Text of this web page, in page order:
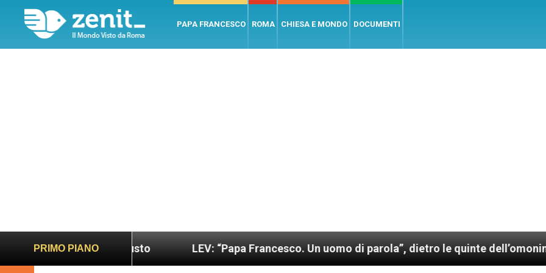
PAPA FRANCESCO ROMA CHIESA E MONDO DOCUMENTI
PRIMO PIANO
più sano e giusto LEV: “Papa Francesco. Un uomo di parola”, dietro le quinte dell’omonimo film